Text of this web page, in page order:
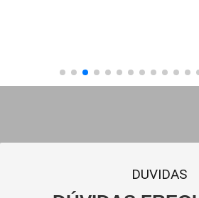
DUVIDAS